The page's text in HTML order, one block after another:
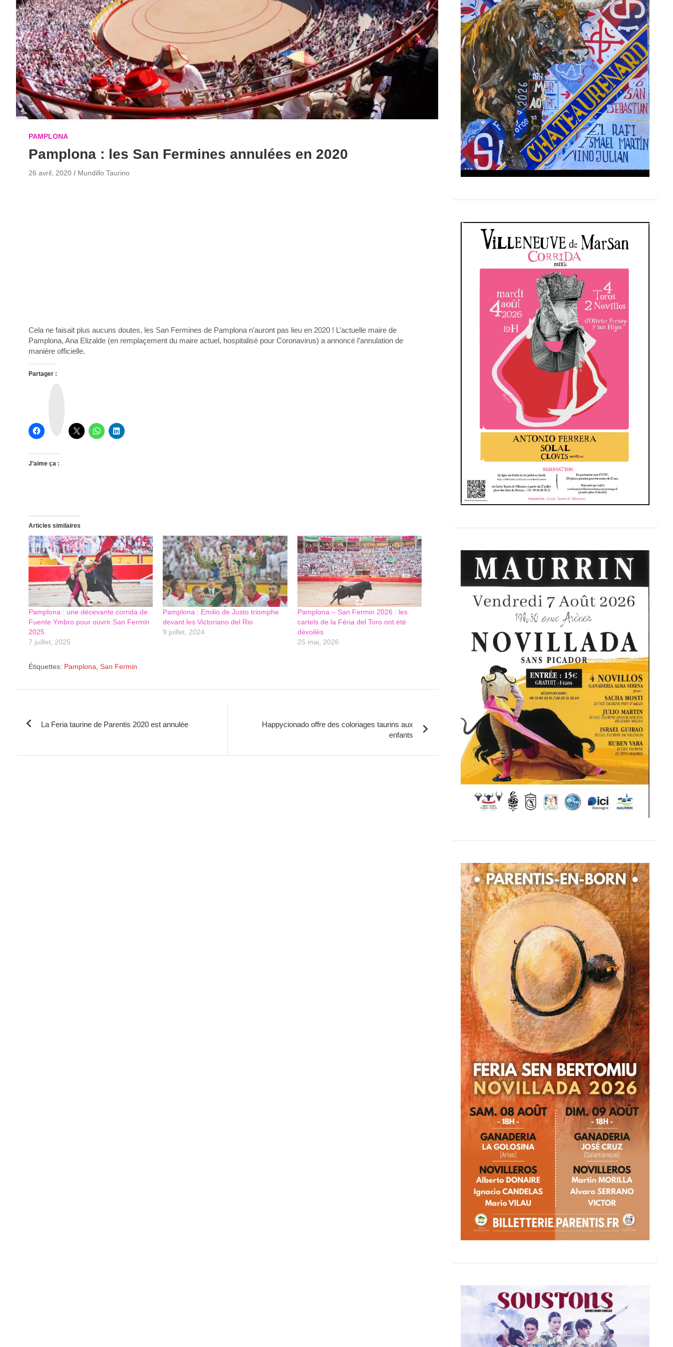
PAMPLONA
Pamplona : les San Fermines annulées en 2020
26 avril, 2020 Mundillo Taurino
Cela ne faisait plus aucuns doutes, les San Fermines de Pamplona n’auront pas lieu en 2020 ! L’actuelle maire de
Pamplona, Ana Elizalde (en remplaçement du maire actuel, hospitalisé pour Coronavirus) a annoncé l’annulation de
manière officielle.
Partager :
J’aime ça :
Articles similaires
Pamplona : une décevante corrida de
Fuente Ymbro pour ouvrir San Fermin
2025
7 juillet, 2025
Pamplona : Emilio de Justo triomphe
devant les Victoriano del Rio
9 juillet, 2024
Pamplona – San Fermin 2026 : les
cartels de la Féria del Toro ont été
dévoilés
25 mai, 2026
Étiquettes: Pamplona San Fermin
l’article
La Feria taurine de Parentis 2020 est annulée
Happycionado offre des coloriages taurins aux
enfants